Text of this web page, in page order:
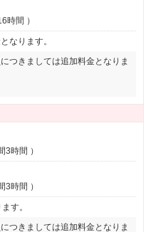
以上利用可
時間 ）
なります。
つきましては追加料金となりま
3時間 ）
3時間 ）
す。
つきましては追加料金となりま